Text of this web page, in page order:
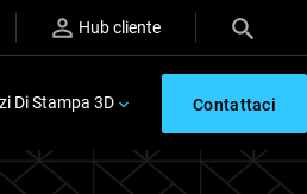
Hub cliente
Di Stampa 3D Contattaci